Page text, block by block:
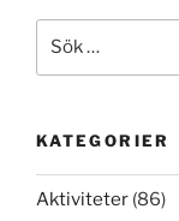
efter:
KATEGORIER
Aktiviteter (86)